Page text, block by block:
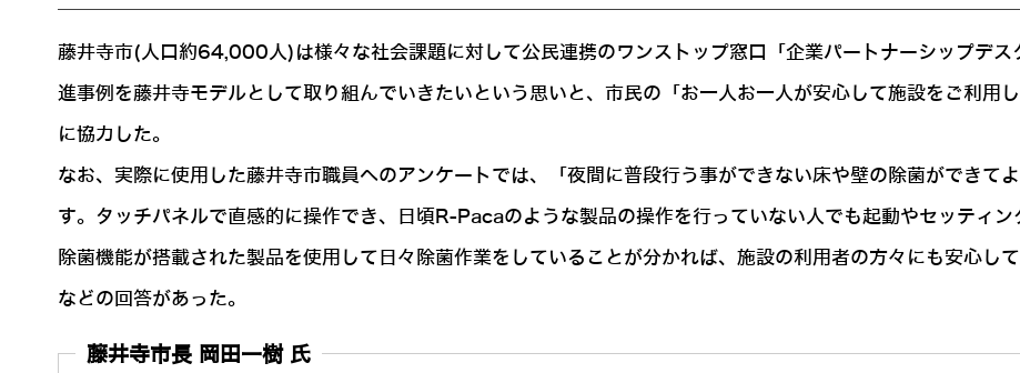
藤井寺市(人口約64,000人)は様々な社会課題に対して公民連携のワンストップ窓口「企業パートナーシップデ
進事例を藤井寺モデルとして取り組んでいきたいという思いと、市民の「お一人お一人が安心して施設をご利用
に協力した。
なお、実際に使用した藤井寺市職員へのアンケートでは、「夜間に普段行う事ができない床や壁の除菌ができて
す。タッチパネルで直感的に操作でき、日頃R-Pacaのような製品の操作を行っていない人でも起動やセッティ
除菌機能が搭載された製品を使用して日々除菌作業をしていることが分かれば、施設の利用者の方々にも安心し
などの回答があった。
藤井寺市長 岡田一樹 氏